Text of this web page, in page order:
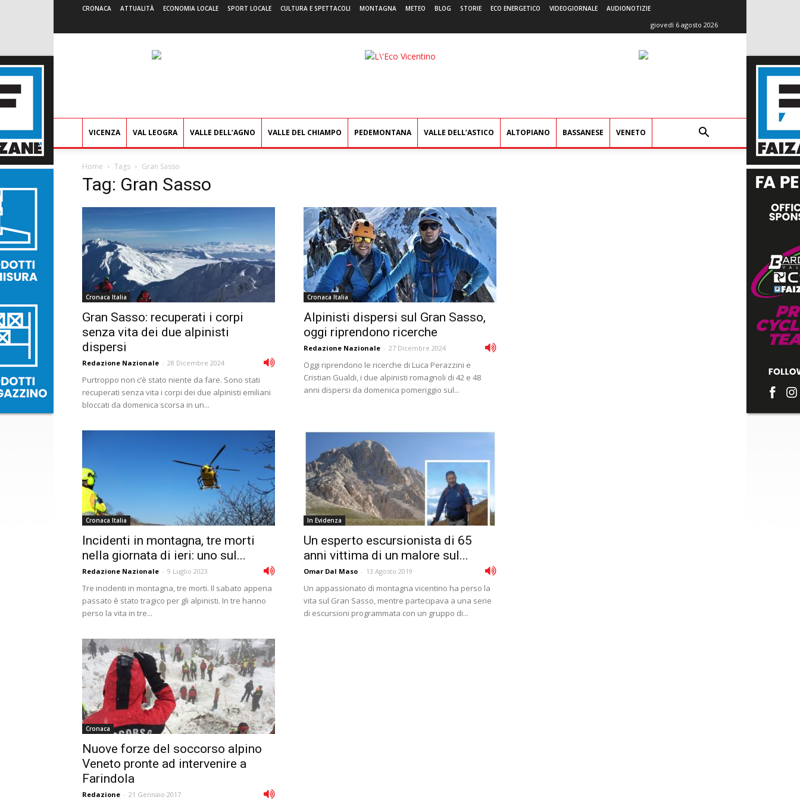
CRONACA ATTUALITÀ ECONOMIA LOCALE SPORT LOCALE CULTURA E SPETTACOLI MONTAGNA METEO BLOG STORIE ECO ENERGETICO VIDEOGIORNALE AUDIONOTIZIE
giovedì 6 agosto 2026
L'Eco
VICENZA VAL LEOGRA VALLE DELL’AGNO VALLE DEL CHIAMPO PEDEMONTANA VALLE DELL’ASTICO ALTOPIANO BASSANESE VENETO
Home Tags Gran Sasso
Tag: Gran Sasso
Cronaca Italia
Gran Sasso: recuperati i corpi
senza vita dei due alpinisti
dispersi
Redazione Nazionale - 28 Dicembre 2024
Purtroppo non c’è stato niente da fare. Sono stati
recuperati senza vita i corpi dei due alpinisti emiliani
bloccati da domenica scorsa in un...
Cronaca Italia
Alpinisti dispersi sul Gran Sasso,
oggi riprendono ricerche
Redazione Nazionale - 27 Dicembre 2024
Oggi riprendono le ricerche di Luca Perazzini e
Cristian Gualdi, i due alpinisti romagnoli di 42 e 48
anni dispersi da domenica pomeriggio sul...
Cronaca Italia
Incidenti in montagna, tre morti
nella giornata di ieri: uno sul...
Redazione Nazionale - 9 Luglio 2023
Tre incidenti in montagna, tre morti. Il sabato appena
passato è stato tragico per gli alpinisti. In tre hanno
perso la vita in tre...
In Evidenza
Un esperto escursionista di 65
anni vittima di un malore sul...
Omar Dal Maso - 13 Agosto 2019
Un appassionato di montagna vicentino ha perso la
vita sul Gran Sasso, mentre partecipava a una serie
di escursioni programmata con un gruppo di...
Cronaca
Nuove forze del soccorso alpino
Veneto pronte ad intervenire a
Farindola
Redazione - 21 Gennaio 2017